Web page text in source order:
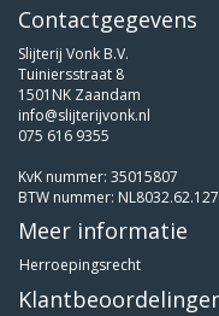
Contactgegevens
Slijterij Vonk B.V.
Tuiniersstraat 8
1501NK Zaandam
info@slijterijvonk.nl
075 616 9355
KvK nummer: 35015807
BTW nummer:
Meer informatie
Herroepingsrecht